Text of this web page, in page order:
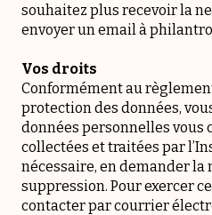
souhaitez plus recevoir la
envoyer un email à
Vos droits
Conformément au
protection des données,
données personnelles vous
collectées et traitées par
nécessaire, en demander
suppression. Pour exercer
contacter par courrier